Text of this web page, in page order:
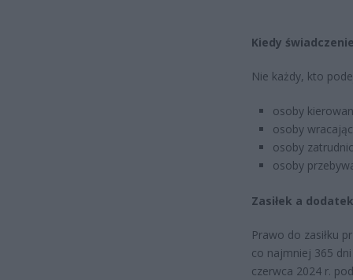
Kiedy
Nie każdy, kto
osoby
osoby
osoby
osoby
Zasiłek a
Prawo do zasiłku
co najmniej 365
czerwca 2024 r.